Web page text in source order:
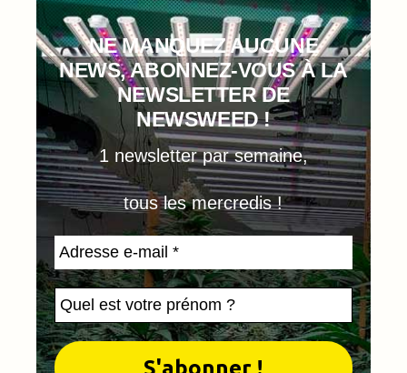
NE MANQUEZ AUCUNE
NEWS, ABONNEZ-VOUS À LA
NEWSLETTER DE
NEWSWEED !
1 newsletter par semaine,
tous les mercredis !